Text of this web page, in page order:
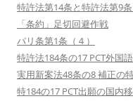
特許法第14条と特許法第9
「条約」足切回避作戦
パリ条第1条（４）
特許法184条の17 PCT外国
実用新案法48条の8 補正の
特184の17 PCT出願の国内